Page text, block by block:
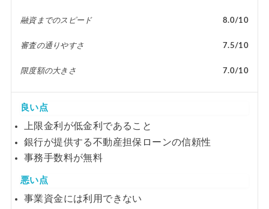
融資までのスピード 8.0/10
審査の通りやすさ 7.5/10
限度額の大きさ 7.0/10
良い点
上限金利が低金利であること
銀行が提供する不動産担保ローンの信頼性
事務手数料が無料
悪い点
事業資金には利用できない